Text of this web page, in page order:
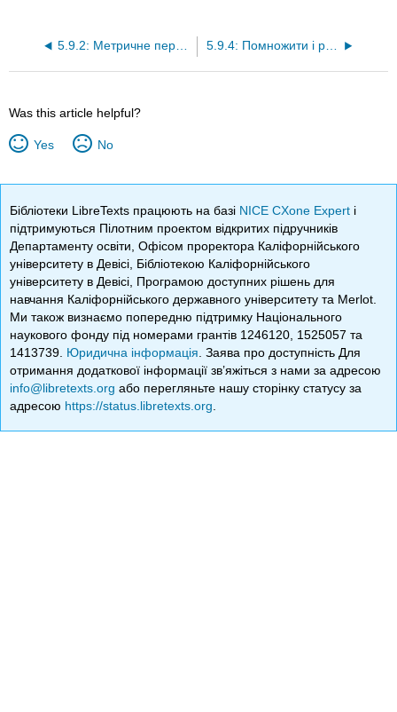
5.9.2: Метричне перетворення літрів і мілілітрів для пошуку еквівалентних одиниць 5.9.4: Помножити і розділити потім перетворити - змішані метричні потужності додатків
Was this article helpful?
Yes No
Бібліотеки LibreTexts працюють на базі NICE CXone Expert і
підтримуються Пілотним проектом відкритих підручників
Департаменту освіти, Офісом проректора Каліфорнійського
університету в Девісі, Бібліотекою Каліфорнійського
університету в Девісі, Програмою доступних рішень для
навчання Каліфорнійського державного університету та Merlot.
Ми також визнаємо попередню підтримку Національного
наукового фонду під номерами грантів 1246120, 1525057 та
1413739. Юридична інформація . Заява про доступність Для
отримання додаткової інформації зв’яжіться з нами за адресою
info@libretexts.org або перегляньте нашу сторінку статусу за
адресою https://status.libretexts.org